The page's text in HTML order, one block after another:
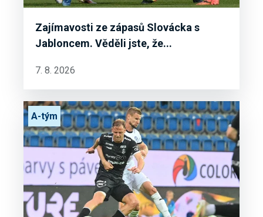
Zajímavosti ze zápasů Slovácka s
Jabloncem. Věděli jste, že...
7. 8. 2026
A-tým